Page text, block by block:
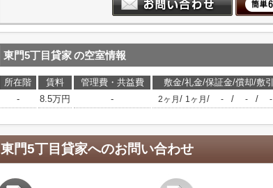
東門5丁目貸家の空室情報
所在階 賃料 管理費・共益費 敷金/礼金/保証金/償却/敷引
-
8.5万円 - 2ヶ月 / 1ヶ月 / - / - / -
東門5丁目貸家へのお問い合わせ